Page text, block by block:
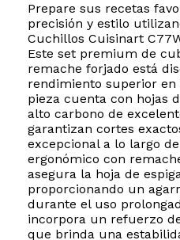
Prepare sus recetas
precisión y estilo
Cuchillos Cuisinart
Este set premium de
remache forjado está
rendimiento superior en
pieza cuenta con hojas
alto carbono de
garantizan cortes
excepcional a lo largo
ergonómico con
asegura la hoja de
proporcionando un
durante el uso
incorpora un refuerzo
que brinda una